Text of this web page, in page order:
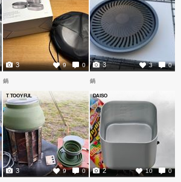
9 0
3 3 0
3
鍋
T TOOYFUL
9 0
3
鍋
DAISO
10 0
2